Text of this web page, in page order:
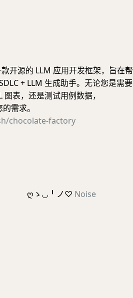
开源的 LLM 应用开发框架，旨在帮
+ LLM 生成助手。无论您是需要
表，还是测试用例数据，
需求。
chocolate-factory
ღゝ◡╹ノ♡ Noise